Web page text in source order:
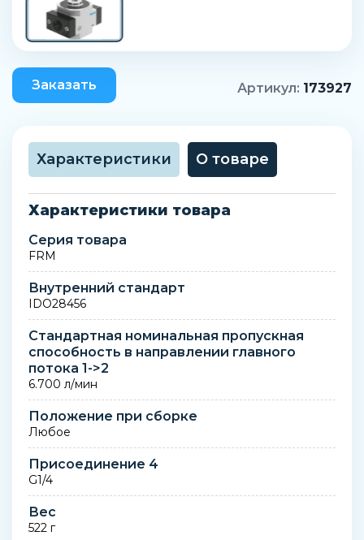
Заказать Артикул: 173927
Характеристики О товаре
Характеристики товара
Серия товара
FRM
Внутренний стандарт
IDO28456
Стандартная номинальная пропускная
способность в направлении главного
потока 1->2
6.700 л/мин
Положение при сборке
Любое
Присоединение 4
G1/4
Вес
522 г